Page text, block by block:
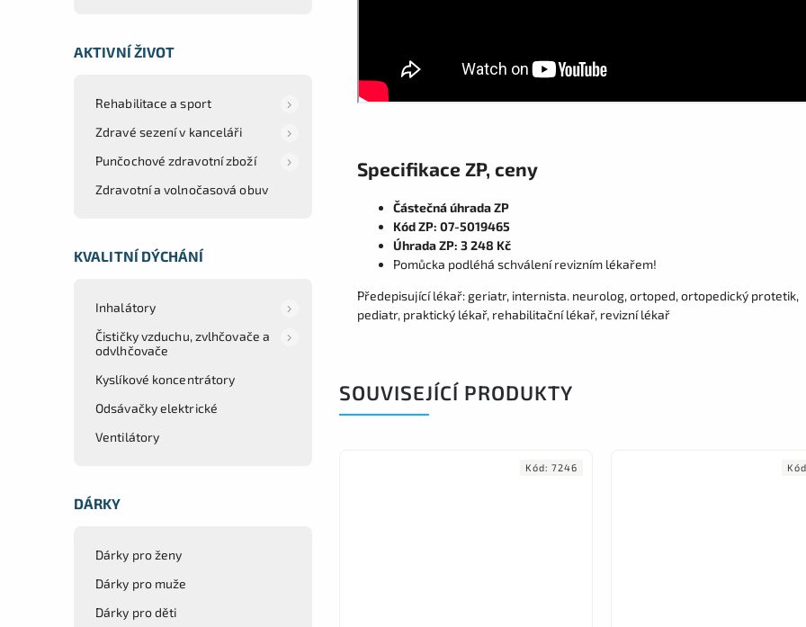
AKTIVNÍ ŽIVOT
Rehabilitace a sport
Zdravé sezení v kanceláři
Punčochové zdravotní zboží
Zdravotní a volnočasová obuv
KVALITNÍ DÝCHÁNÍ
Inhalátory
Čističky vzduchu, zvlhčovače a
odvlhčovače
Kyslíkové koncentrátory
Odsávačky elektrické
Ventilátory
DÁRKY
Dárky pro ženy
Dárky pro muže
Dárky pro děti
Specifikace ZP, ceny
Částečná úhrada ZP
Kód ZP: 07-5019465
Úhrada ZP: 3 248 Kč
Pomůcka podléhá schválení revizním lékařem!
Předepisující lékař: geriatr, internista. neurolog, ortoped, ortopedický protetik,
pediatr, praktický lékař, rehabilitační lékař, revizní lékař
SOUVISEJÍCÍ PRODUKTY
Kód: 7246